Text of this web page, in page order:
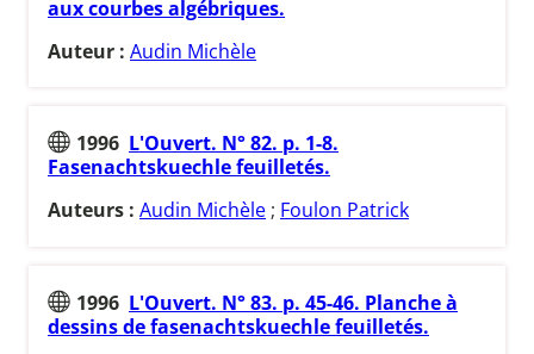
aux courbes algébriques.
Auteur : Audin Michèle
1996 L'Ouvert. N° 82. p. 1-8.
Fasenachtskuechle feuilletés.
Auteurs : Audin Michèle ; Foulon Patrick
1996 L'Ouvert. N° 83. p. 45-46. Planche à
dessins de fasenachtskuechle feuilletés.